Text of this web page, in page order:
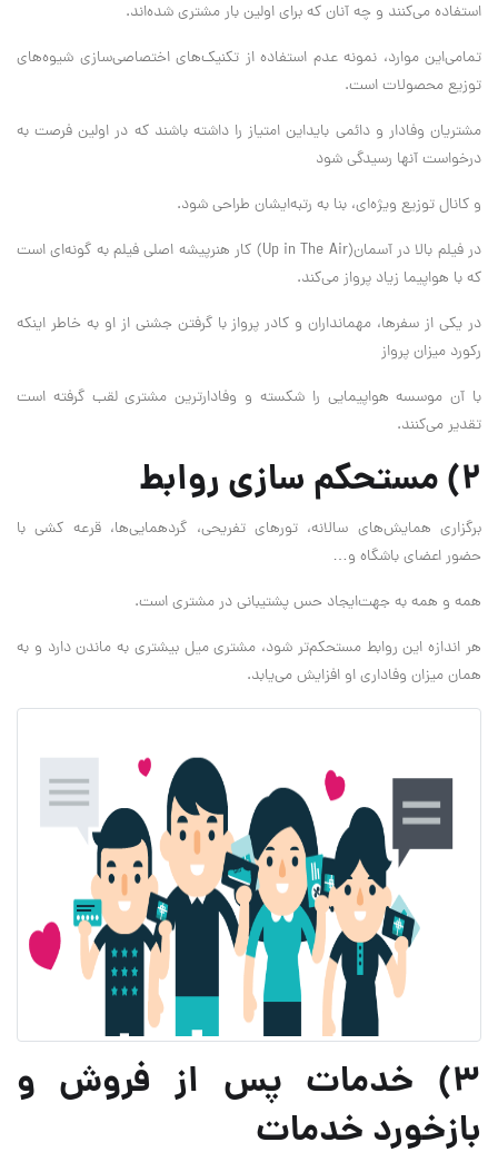
استفاده می‌‌کنند و چه آنان که برای اولین بار مشتری شده‌اند.
تمامی‌این موارد، نمونه عدم استفاده از تکنیک‌های اختصاصی‌سازی شیوه‌های
توزیع محصولات است.
مشتریان وفادار و دائمی‌‌ باید‌این امتیاز را داشته باشند که در اولین فرصت به
درخواست آنها رسیدگی شود
و کانال توزیع ویژه‌ای، بنا به رتبه‌ایشان طراحی شود.
در فیلم بالا در آسمان‌(Up in The Air) کار هنرپیشه اصلی فیلم به گونه‌ای است
که با هواپیما زیاد پرواز می‌‌کند.
در یکی از سفرها، مهمانداران و کادر پرواز با گرفتن جشنی از او به خاطر ‌اینکه
رکورد میزان پرواز
با آن موسسه هواپیمایی را شکسته و وفادارترین مشتری لقب گرفته است
تقدیر می‌‌کنند.
۲) مستحکم سازی روابط
برگزاری همایش‌های سالانه، تورهای تفریحی، گردهمایی‌ها، قرعه کشی با
حضور اعضای باشگاه و…
همه و همه به جهت‌ایجاد حس پشتیبانی در مشتری است.
هر اندازه‌ این روابط مستحکم‌تر شود، مشتری میل بیشتری به ماندن دارد و به
همان میزان وفاداری او افزایش می‌‌یابد.
۳) خدمات پس از فروش و
بازخورد خدمات